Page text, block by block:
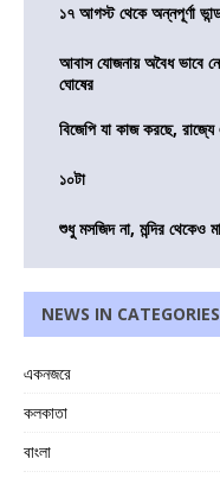
১৭ আগস্ট থেকে অন্নপূর্ণা
আবাস যোজনায় অবৈধ ভাবে
ঘোষের
বিজেপি যা কাজ করছে,
১০টা
শুধু মসজিদ না, মন্দির থেকেও
NEWS IN CATEGORIES
একনজরে
কলকাতা
বাংলা